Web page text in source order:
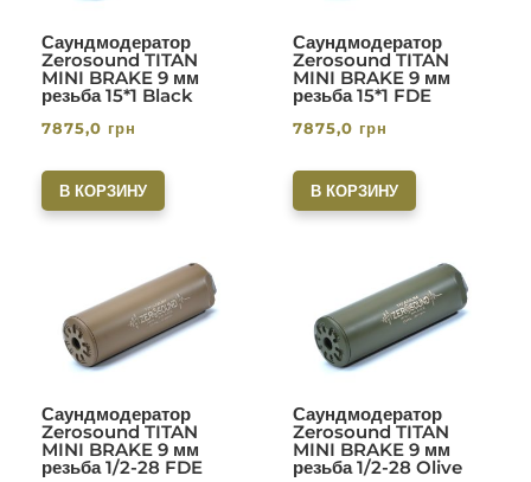
Саундмодератор
Zerosound TITAN
MINI BRAKE 9 мм
резьба 15*1 Black
7875,0 грн
В КОРЗИНУ
Саундмодератор
Zerosound TITAN
MINI BRAKE 9 мм
резьба 15*1 FDE
7875,0 грн
В КОРЗИНУ
Саундмодератор
Zerosound TITAN
MINI BRAKE 9 мм
резьба 1/2-28 FDE
Саундмодератор
Zerosound TITAN
MINI BRAKE 9 мм
резьба 1/2-28 Olive